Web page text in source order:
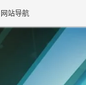
网站导航